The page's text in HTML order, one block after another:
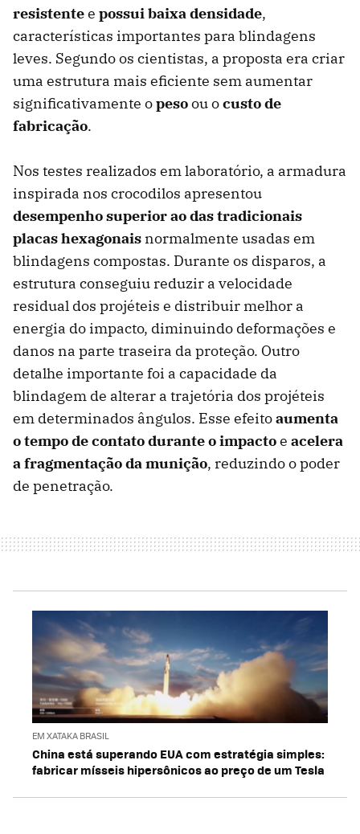
resistentee possui baixa densidade,
características importantes para blindagens
leves. Segundo os cientistas, a proposta era criar
uma estrutura mais eficiente sem aumentar
significativamente opesoou ocusto de
fabricação.
Nos testes realizados em laboratório, a armadura
inspirada nos crocodilos apresentou
desempenho superior ao das tradicionais
placas hexagonais normalmente usadas em
blindagens compostas. Durante os disparos, a
estrutura conseguiu reduzir a velocidade
residual dos projéteis e distribuir melhor a
energia do impacto, diminuindo deformações e
danos na parte traseira da proteção. Outro
detalhe importante foi a capacidade da
blindagem de alterar a trajetória dos projéteis
em determinados ângulos. Esse efeitoaumenta
o tempo de contato durante o impactoe acelera
a fragmentação da munição, reduzindo o poder
de penetração.
EM XATAKA BRASIL
China está superando EUA com estratégia simples:
fabricar mísseis hipersônicos ao preço de um Tesla